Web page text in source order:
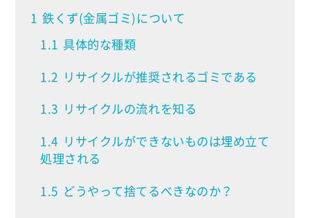
1 鉄くず(金属ゴミ)について
1.1 具体的な種類
1.2 リサイクルが推奨されるゴミである
1.3 リサイクルの流れを知る
1.4 リサイクルができないものは埋め立て
処理される
1.5 どうやって捨てるべきなのか？